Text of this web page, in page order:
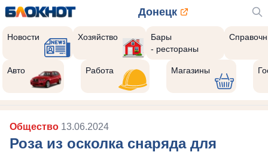
Донецк
Новости Хозяйство
Бары
- рестораны
Авто Работа Магазины
Общество 13.06.2024
Роза из осколка снаряда для
10
Реклама закроется через: